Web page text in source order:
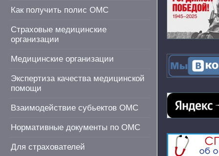
Как получить полис ОМС
Страховые медицинские
организации
Медицинские организации
Экспертиза качества медицинской
помощи
Взаимодействие субьектов ОМС
Нормативные документы по ОМС
Для страхователей